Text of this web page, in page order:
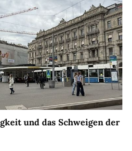
und das Schweigen der